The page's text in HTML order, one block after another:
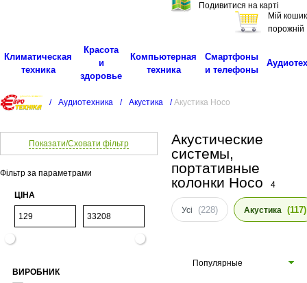
Подивитися на карті
Мій кошик
порожній
Климатическая
техника
Красота
и
здоровье
Компьютерная
техника
Смартфоны
и телефоны
/ Аудиотехника / Акустика / Акустика Hoco
Показати/Сховати фільтр
Фільтр за параметрами
ЦІНА
ВИРОБНИК
Акустические
системы,
портативные
колонки Hoco
4
Усі (228) Акустика (117)
Популярные